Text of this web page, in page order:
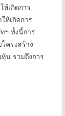
ห้เกิดการ
ห้เกิดการ
ฯ ทั้งนี้การ
ครงสร้าง
น รวมถึงการ